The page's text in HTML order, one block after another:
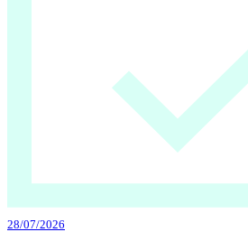
28/07/2026